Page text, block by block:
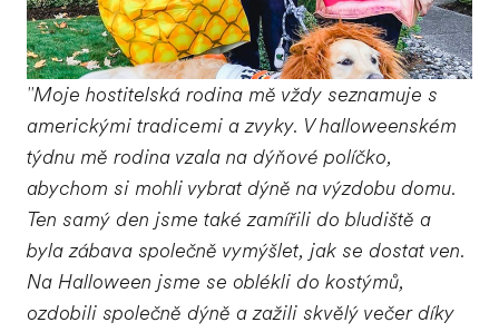
"Moje hostitelská rodina mě vždy seznamuje s
americkými tradicemi a zvyky. V halloweenském
týdnu mě rodina vzala na dýňové políčko,
abychom si mohli vybrat dýně na výzdobu domu.
Ten samý den jsme také zamířili do bludiště a
byla zábava společně vymýšlet, jak se dostat ven.
Na Halloween jsme se oblékli do kostýmů,
ozdobili společně dýně a zažili skvělý večer díky